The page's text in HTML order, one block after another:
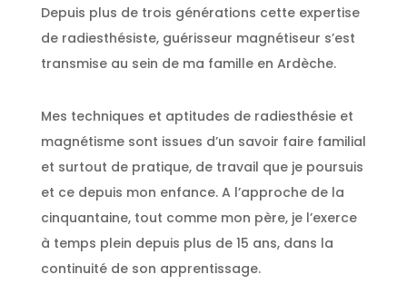
Depuis plus de trois générations cette expertise
de radiesthésiste, guérisseur magnétiseur s’est
transmise au sein de ma famille en Ardèche.
Mes techniques et aptitudes de radiesthésie et
magnétisme sont issues d’un savoir faire familial
et surtout de pratique, de travail que je poursuis
et ce depuis mon enfance. A l’approche de la
cinquantaine, tout comme mon père, je l’exerce
à temps plein depuis plus de 15 ans, dans la
continuité de son apprentissage.